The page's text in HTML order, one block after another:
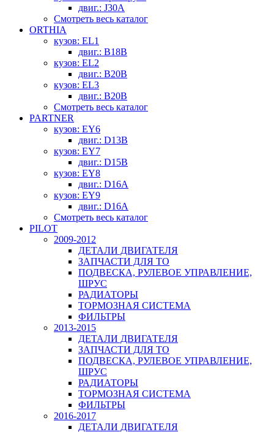
двиг.: J30A
Смотреть весь каталог
ORTHIA
кузов: EL1
двиг.: B18B
кузов: EL2
двиг.: B20B
кузов: EL3
двиг.: B20B
Смотреть весь каталог
PARTNER
кузов: EY6
двиг.: D13B
кузов: EY7
двиг.: D15B
кузов: EY8
двиг.: D16A
кузов: EY9
двиг.: D16A
Смотреть весь каталог
PILOT
2009-2012
ДЕТАЛИ ДВИГАТЕЛЯ
ЗАПЧАСТИ ДЛЯ ТО
ПОДВЕСКА, РУЛЕВОЕ УПРАВЛЕНИЕ,
ШРУС
РАДИАТОРЫ
ТОРМОЗНАЯ СИСТЕМА
ФИЛЬТРЫ
2013-2015
ДЕТАЛИ ДВИГАТЕЛЯ
ЗАПЧАСТИ ДЛЯ ТО
ПОДВЕСКА, РУЛЕВОЕ УПРАВЛЕНИЕ,
ШРУС
РАДИАТОРЫ
ТОРМОЗНАЯ СИСТЕМА
ФИЛЬТРЫ
2016-2017
ДЕТАЛИ ДВИГАТЕЛЯ